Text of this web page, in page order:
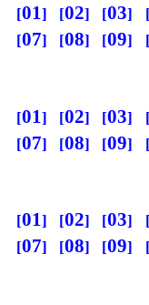
01 02 03
07
08 09
01 02 03
07
08 09
01 02 03
07
08 09